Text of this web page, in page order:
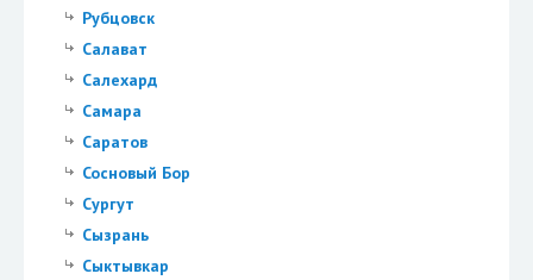
Рубцовск
Салават
Салехард
Самара
Саратов
Сосновый Бор
Сургут
Сызрань
Сыктывкар